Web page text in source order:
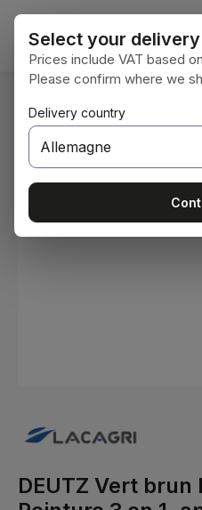
Passer au contenu principal
Vous êtes ici : Accueil
Peintures et vernis
Ignorer la galerie d'images
DEUTZ Vert brun
Select your
Prices include VAT based
Please confirm where we
Delivery country